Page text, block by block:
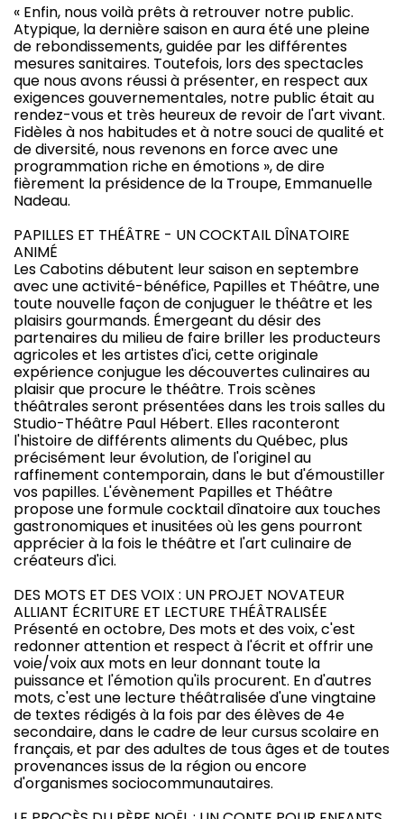
« Enfin, nous voilà prêts à retrouver notre public.
Atypique, la dernière saison en aura été une pleine
de rebondissements, guidée par les différentes
mesures sanitaires. Toutefois, lors des spectacles
que nous avons réussi à présenter, en respect aux
exigences gouvernementales, notre public était au
rendez-vous et très heureux de revoir de l'art vivant.
Fidèles à nos habitudes et à notre souci de qualité et
de diversité, nous revenons en force avec une
programmation riche en émotions », de dire
fièrement la présidence de la Troupe, Emmanuelle
Nadeau.
PAPILLES ET THÉÂTRE - UN COCKTAIL DÎNATOIRE
ANIMÉ
Les Cabotins débutent leur saison en septembre
avec une activité-bénéfice, Papilles et Théâtre, une
toute nouvelle façon de conjuguer le théâtre et les
plaisirs gourmands. Émergeant du désir des
partenaires du milieu de faire briller les producteurs
agricoles et les artistes d'ici, cette originale
expérience conjugue les découvertes culinaires au
plaisir que procure le théâtre. Trois scènes
théâtrales seront présentées dans les trois salles du
Studio-Théâtre Paul Hébert. Elles raconteront
l'histoire de différents aliments du Québec, plus
précisément leur évolution, de l'originel au
raffinement contemporain, dans le but d'émoustiller
vos papilles. L'évènement Papilles et Théâtre
propose une formule cocktail dînatoire aux touches
gastronomiques et inusitées où les gens pourront
apprécier à la fois le théâtre et l'art culinaire de
créateurs d'ici.
DES MOTS ET DES VOIX : UN PROJET NOVATEUR
ALLIANT ÉCRITURE ET LECTURE THÉÂTRALISÉE
Présenté en octobre, Des mots et des voix, c'est
redonner attention et respect à l'écrit et offrir une
voie/voix aux mots en leur donnant toute la
puissance et l'émotion qu'ils procurent. En d'autres
mots, c'est une lecture théâtralisée d'une vingtaine
de textes rédigés à la fois par des élèves de 4e
secondaire, dans le cadre de leur cursus scolaire en
français, et par des adultes de tous âges et de toutes
provenances issus de la région ou encore
d'organismes sociocommunautaires.